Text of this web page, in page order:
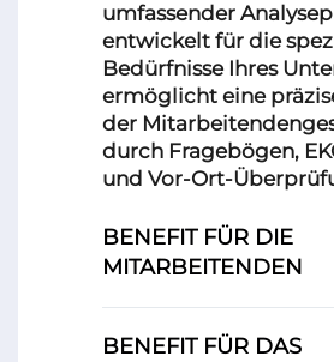
umfassender
entwickelt für die
Bedürfnisse Ihres
ermöglicht eine
der
durch Fragebögen,
und Vor-Ort-
BENEFIT FÜR DIE
MITARBEITENDEN
BENEFIT FÜR DAS